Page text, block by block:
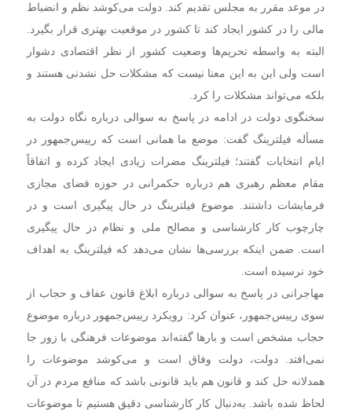
در موعد مقرر به مجلس تقدیم کند. دولت می‌کوشد نظم و انضباط
مالی را در کشور ایجاد کند تا کشور در موقعیت بهتری قرار بگیرد.
البته به واسطه تحریم‌ها وضعیت کشور از نظر اقتصادی دشوار
است ولی این به این معنا نیست که مشکلات حل نشدنی هستند و
بلکه می‌تواند مشکلات را کرد.
سخنگوی دولت در ادامه در پاسخ به سوالی درباره نگاه دولت به
مسأله فیلترینگ گفت: موضع ما همانی است که رییس‌جمهور در
ایام انتخابات گفتند؛ فیلترینگ مضرات زیادی ایجاد کرده و اتفاقاً
مقام معظم رهبری هم درباره حکمرانی در حوزه فضای مجازی
فرمایشات داشتند. موضوع فیلترینگ در حال پیگیری است و در
چارچوب کار کارشناسی و مصالح ملی و نظام در حال پیگیری
است. ضمن اینکه بررسی‌ها نشان می‌دهد که فیلترینگ به اهداف
خود نرسیده است.
مهاجرانی در پاسخ به سوالی درباره ابلاغ قانون عفاف و حجاب از
سوی رییس‌جمهور، عنوان کرد: رویکرد رییس‌جمهور درباره موضوع
حجاب مشخص است و بارها گفته‌اند موضوعات فرهنگی با زور جا
نمی‌افتد. دولت، دولت وفاق است و می‌کوشد موضوعات را
همدلانه حل کند و قانون هم باید قانونی باشد که منافع مردم در آن
لحاظ شده باشد. به‌دنبال کار کارشناسی دقیق هستیم تا موضوعات